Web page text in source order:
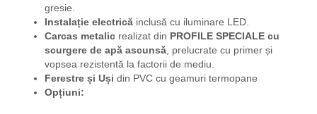
gresie.
Instalație electricăinclusă cu iluminare LED.
Carcas metalicrealizat din PROFILE SPECIALE cu
scurgere de apă ascunsă, prelucrate cu primer și
vopsea rezistentă la factorii de mediu.
Ferestre și Uși din PVC cu geamuri termopane
Opțiuni: